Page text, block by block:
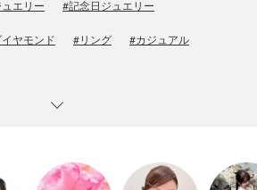
エリー #記念日ジュエリー
ヤモンド #リング #カジュアル